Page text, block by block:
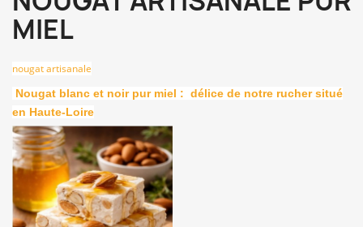
MIEL
nougat artisanale
Nougat blanc et noir pur miel : délice de notre rucher situé
en Haute-Loire